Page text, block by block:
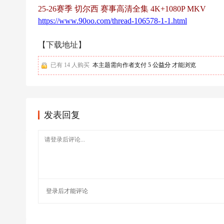
25-26赛季 切尔西 赛事高清全集 4K+1080P MKV
https://www.90oo.com/thread-106578-1-1.html
【下载地址】
已有 14 人购买 本主题需向作者支付 5 公益分 才能浏览
发表回复
登录后才能评论